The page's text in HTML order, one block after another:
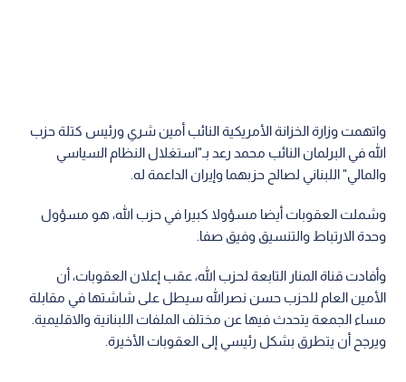
واتهمت وزارة الخزانة الأمريكية النائب أمين شري ورئيس كتلة حزب
الله في البرلمان النائب محمد رعد بـ"استغلال النظام السياسي
والمالي" اللبناني لصالح حزبهما وإيران الداعمة له.
وشملت العقوبات أيضا مسؤولا كبيرا في حزب الله، هو مسؤول
وحدة الارتباط والتنسيق وفيق صفا.
وأفادت قناة المنار التابعة لحزب الله، عقب إعلان العقوبات، أن
الأمين العام للحزب حسن نصرالله سيطل على شاشتها في مقابلة
مساء الجمعة يتحدث فيها عن مختلف الملفات اللبنانية والاقليمية.
ويرجح أن يتطرق بشكل رئيسي إلى العقوبات الأخيرة.